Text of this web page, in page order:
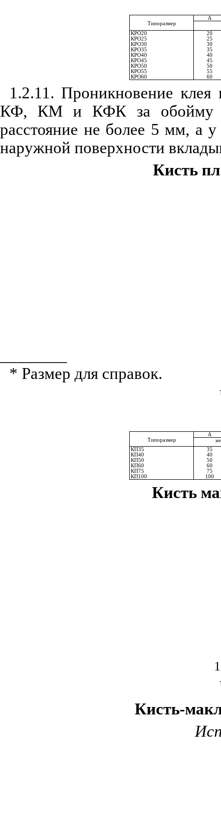
А
Типоразмер
КРО20
20
КРО25
25
КРО30
30
КРО35
35
КРО40
40
КРО45
45
КРО50
50
КРО55
55
КРО60
60
1.2.11. Проникновение
КФ, КМ и КФК за обойму
расстояние не более 5 мм, а
наружной поверхности
Кисть
* Размер для справок.
А
Типоразмер
КП35
35
КП40
40
КП50
50
КП60
60
КП75
75
КП100
100
Кисть
Кисть-